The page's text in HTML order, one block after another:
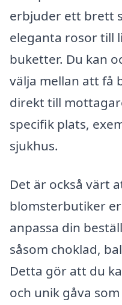
erbjuder ett brett
eleganta rosor till
buketter. Du kan
välja mellan att få
direkt till
specifik plats,
sjukhus.
Det är också värt
blomsterbutiker
anpassa din
såsom choklad,
Detta gör att du
och unik gåva